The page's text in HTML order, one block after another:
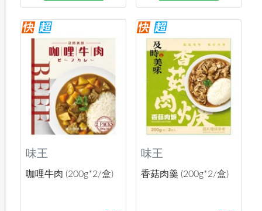
味王
咖哩牛肉 (200g*2/盒)
味王
香菇肉羹 (200g*2/盒)